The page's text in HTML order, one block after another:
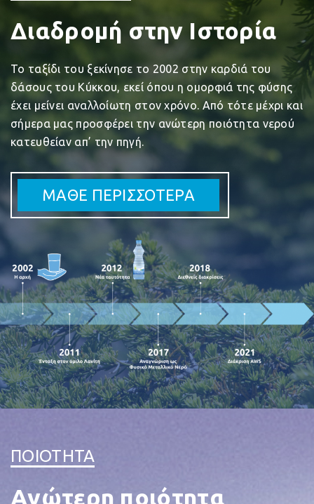
Διαδρομή στην Ιστορία
Το ταξίδι του ξεκίνησε το 2002 στην καρδιά του
δάσους του Κύκκου, εκεί όπου η ομορφιά της φύσης
έχει μείνει αναλλοίωτη στον χρόνο. Από τότε μέχρι και
σήμερα μας προσφέρει την ανώτερη ποιότητα νερού
κατευθείαν απ’ την πηγή.
ΜΑΘΕ ΠΕΡΙΣΣΟΤΕΡΑ
ΠΟΙΟΤΗΤΑ
Ανώτερη ποιότητα